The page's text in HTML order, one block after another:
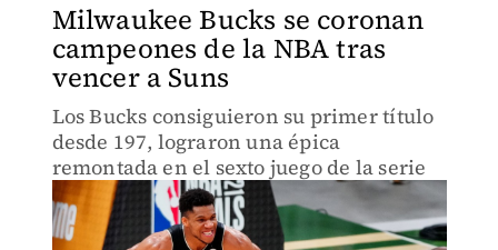
Milwaukee Bucks se coronan
campeones de la NBA tras
vencer a Suns
Los Bucks consiguieron su primer título
desde 197, lograron una épica
remontada en el sexto juego de la serie